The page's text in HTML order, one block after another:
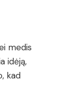
medis
idėją,
kad